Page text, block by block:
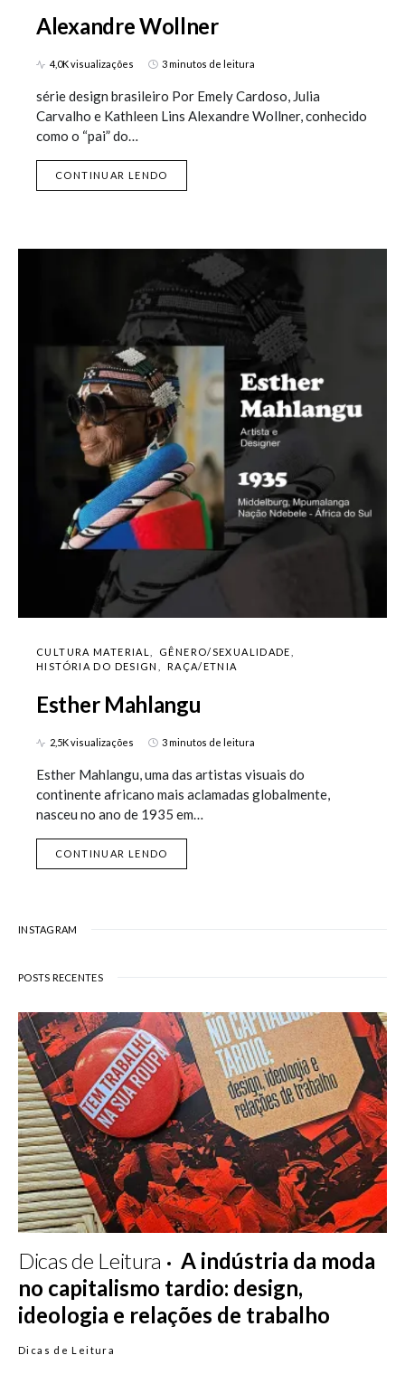
Alexandre Wollner
4,0K visualizações 3 minutos de leitura
série design brasileiro Por Emely Cardoso, Julia
Carvalho e Kathleen Lins Alexandre Wollner, conhecido
como o “pai” do…
CONTINUAR LENDO
CULTURA MATERIAL
GÊNERO/SEXUALIDADE
HISTÓRIA DO DESIGN
RAÇA/ETNIA
Esther Mahlangu
2,5K visualizações 3 minutos de leitura
Esther Mahlangu, uma das artistas visuais do
continente africano mais aclamadas globalmente,
nasceu no ano de 1935 em…
CONTINUAR LENDO
INSTAGRAM
POSTS RECENTES
Dicas de Leitura
A indústria da moda
no capitalismo tardio: design,
ideologia e relações de trabalho
Dicas de Leitura